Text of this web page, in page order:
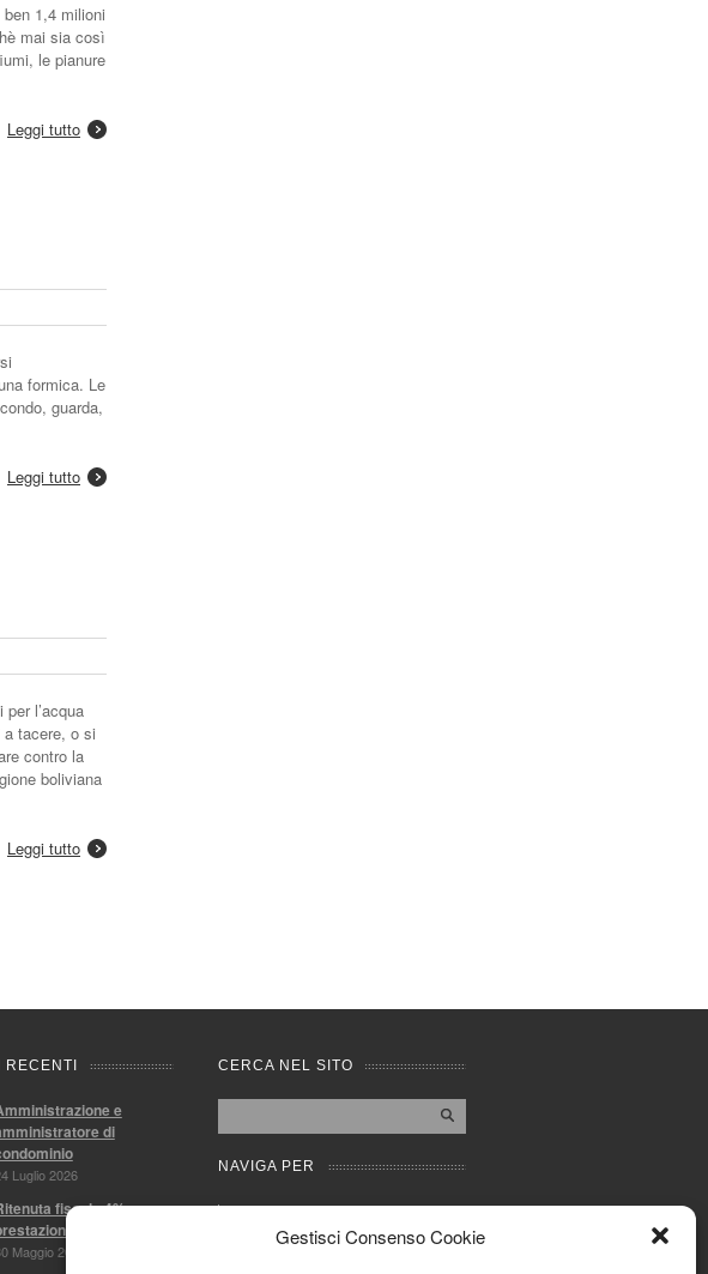
Gestisci Consenso Cookie
1,4 milioni
mai sia così
le pianure
Leggi tutto
formica. Le
guarda,
Leggi tutto
l’acqua
tacere, o si
contro la
boliviana
Leggi tutto
RECENTI
e
di
Luglio 2026
fiscale 4%,
soggette
Maggio 2026
CERCA NEL SITO
NAVIGA PER
Mappa completa
Mappa categorie